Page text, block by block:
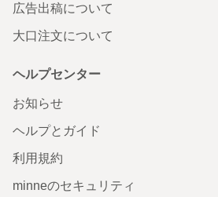
広告出稿について
大口注文について
ヘルプセンター
お知らせ
ヘルプとガイド
利用規約
minneのセキュリティ